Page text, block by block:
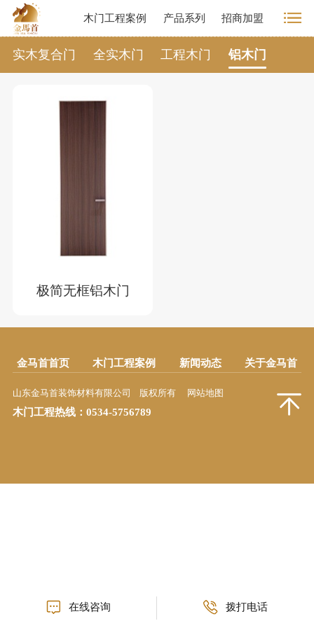
木门工程案例 产品系列 招商加盟
实木复合门 全实木门 工程木门 铝木门
极简无框铝木门
金马首首页 木门工程案例 新闻动态 关于金马首
山东金马首装饰材料有限公司 版权所有 网站地图
木门工程热线： 0534-5756789
在线咨询 拨打电话